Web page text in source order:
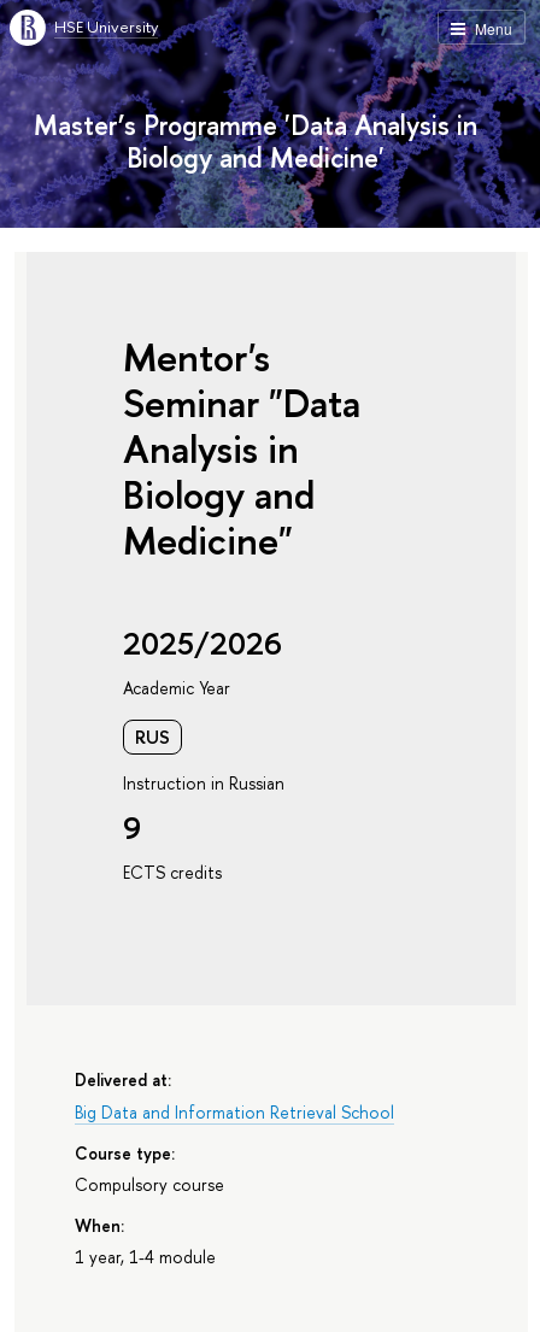
Menu
HSE University
Master’s Programme 'Data Analysis in
Biology and Medicine'
Mentor's
Seminar "Data
Analysis in
Biology and
Medicine"
2025/2026
Academic Year
RUS
Instruction in Russian
9
ECTS credits
Delivered at:
Big Data and Information Retrieval School
Course type:
Compulsory course
When:
1 year, 1-4 module